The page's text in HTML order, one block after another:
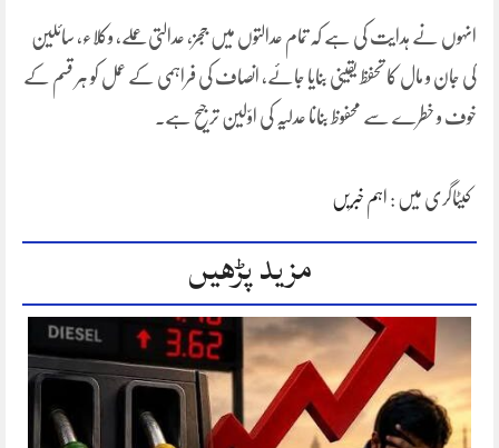
انہوں نے ہدایت کی ہے کہ تمام عدالتوں میں ججز، عدالتی عملے، وکلاء، سائلین
کی جان و مال کا تحفظ یقینی بنایا جائے، انصاف کی فراہمی کے عمل کو ہر قسم کے
خوف و خطرے سے محفوظ بنانا عدلیہ کی اوّلین ترجیح ہے۔
کیٹاگری میں : اہم خبریں
مزید پڑھیں